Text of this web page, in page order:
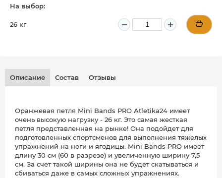
На выбор:
26 кг
Описание Состав Отзывы
Оранжевая петля Mini Bands PRO Atletika24 имеет
очень высокую нагрузку - 26 кг. Это самая жесткая
петля представленная на рынке! Она подойдет для
подготовленных спортсменов для выполнения тяжелых
упражнений на ноги и ягодицы. Mini Bands PRO имеет
длину 30 см (60 в разрезе) и увеличенную ширину 7,5
см. За счет такой ширины она не будет скатываться и
сбиваться даже в самых сложных упражнениях.